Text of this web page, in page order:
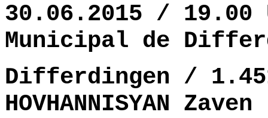
30.06.2015 / 19.00
Municipal de
Differdingen /
HOVHANNISYAN